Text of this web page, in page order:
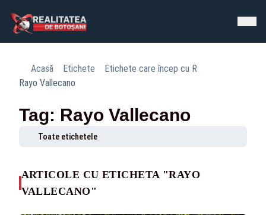
Acasă Etichete
Etichete care încep cu R
Rayo Vallecano
Tag: Rayo Vallecano
Toate etichetele
ARTICOLE CU ETICHETA "RAYO
VALLECANO"